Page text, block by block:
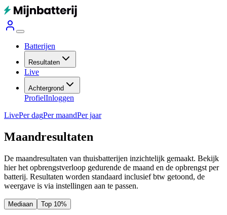
Batterijen
Resultaten
Live
Achtergrond
ProfielInloggen
LivePer dagPer maandPer jaar
Maandresultaten
De maandresultaten van thuisbatterijen inzichtelijk gemaakt. Bekijk
hier het opbrengstverloop gedurende de maand en de opbrengst per
batterij. Resultaten worden standaard inclusief btw getoond, de
weergave is via instellingen aan te passen.
Mediaan Top 10%